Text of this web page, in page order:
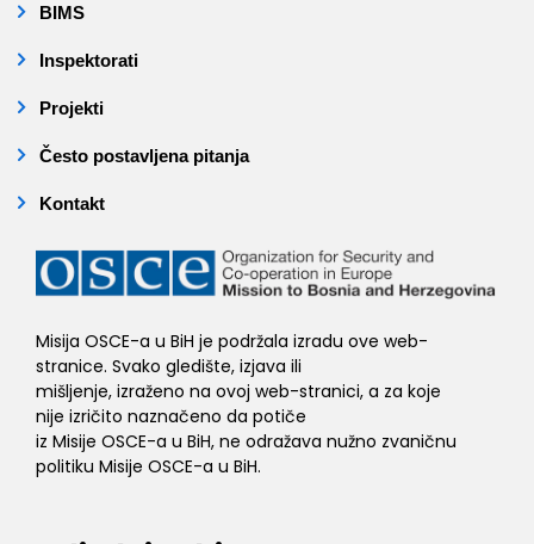
BIMS
Inspektorati
Projekti
Često postavljena pitanja
Kontakt
Misija OSCE-a u BiH je podržala izradu ove web-
stranice. Svako gledište, izjava ili
mišljenje, izraženo na ovoj web-stranici, a za koje
nije izričito naznačeno da potiče
iz Misije OSCE-a u BiH, ne odražava nužno zvaničnu
politiku Misije OSCE-a u BiH.